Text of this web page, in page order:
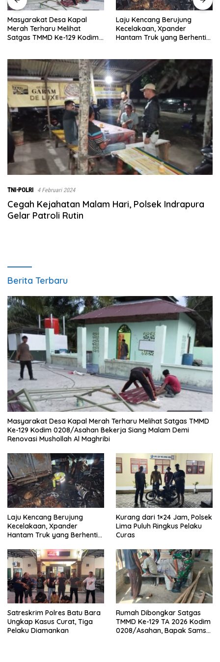
Laju Kencang Berujung
Kecelakaan, Xpander
Hantam Truk yang Berhenti
Kurang dari 1×24 Jam, Polsek
Lima Puluh Ringkus Pelaku
Curas
TNI-POLRI 4 Februari 2024
Cegah Kejahatan Malam Hari, Polsek Indrapura
Gelar Patroli Rutin
Berita Terbaru
Masyarakat Desa Kapal Merah Terharu Melihat Satgas TMMD
Ke-129 Kodim 0208/Asahan Bekerja Siang Malam Demi
Renovasi Mushollah Al Maghribi
Laju Kencang Berujung
Kecelakaan, Xpander
Hantam Truk yang Berhenti
Kurang dari 1×24 Jam, Polsek
Lima Puluh Ringkus Pelaku
Curas
Satreskrim Polres Batu Bara
Ungkap Kasus Curat, Tiga
Pelaku Diamankan
Rumah Dibongkar Satgas
TMMD Ke-129 TA 2026 Kodim
0208/Asahan, Bapak Samsul